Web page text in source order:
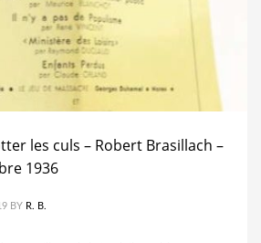
les culs – Robert Brasillach –
1936
BY R. B.